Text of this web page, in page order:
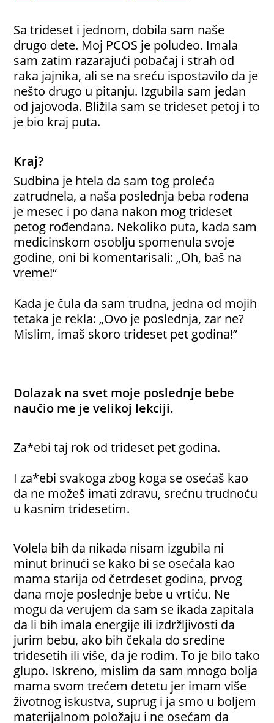
Sa trideset i jednom, dobila sam naše
drugo dete. Moj PCOS je poludeo. Imala
sam zatim razarajući pobačaj i strah od
raka jajnika, ali se na sreću ispostavilo da je
nešto drugo u pitanju. Izgubila sam jedan
od jajovoda. Bližila sam se trideset petoj i to
je bio kraj puta.
Kraj?
Sudbina je htela da sam tog proleća
zatrudnela, a naša poslednja beba rođena
je mesec i po dana nakon mog trideset
petog rođendana. Nekoliko puta, kada sam
medicinskom osoblju spomenula svoje
godine, oni bi komentarisali: „Oh, baš na
vreme!“
Kada je čula da sam trudna, jedna od mojih
tetaka je rekla: „Ovo je poslednja, zar ne?
Mislim, imaš skoro trideset pet godina!”
Dolazak na svet moje poslednje bebe
naučio me je velikoj lekciji.
Za*ebi taj rok od trideset pet godina.
I za*ebi svakoga zbog koga se osećaš kao
da ne možeš imati zdravu, srećnu trudnoću
u kasnim tridesetim.
Volela bih da nikada nisam izgubila ni
minut brinući se kako bi se osećala kao
mama starija od četrdeset godina, prvog
dana moje poslednje bebe u vrtiću. Ne
mogu da verujem da sam se ikada zapitala
da li bih imala energije ili izdržljivosti da
jurim bebu, ako bih čekala do sredine
tridesetih ili više, da je rodim. To je bilo tako
glupo. Iskreno, mislim da sam mnogo bolja
mama svom trećem detetu jer imam više
životnog iskustva, suprug i ja smo u boljem
materijalnom položaju i ne osećam da